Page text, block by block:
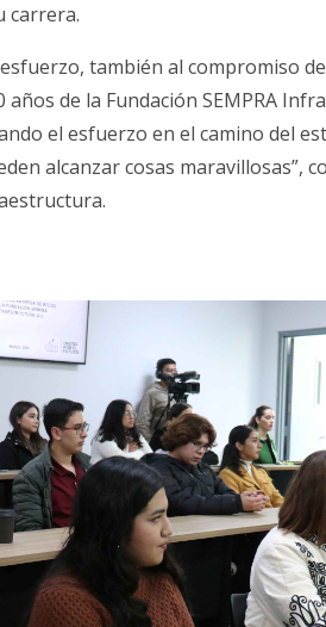
carrera.
también al compromiso
de la Fundación SEMPRA
el esfuerzo en el camino del
alcanzar cosas maravillosas”,